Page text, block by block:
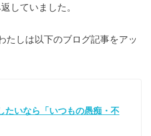
していました。
たしは以下のブログ記事をアッ
たいなら「いつもの愚痴・不